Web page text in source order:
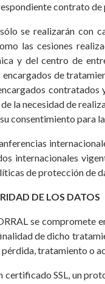
contrato de
se realizarán con
las cesiones
y del centro de
encargados de
la necesidad de
consentimiento para
internacionales
de protección de
DE LOS DATOS
se compromete
de dicho
tratamiento o
certificado SSL, un